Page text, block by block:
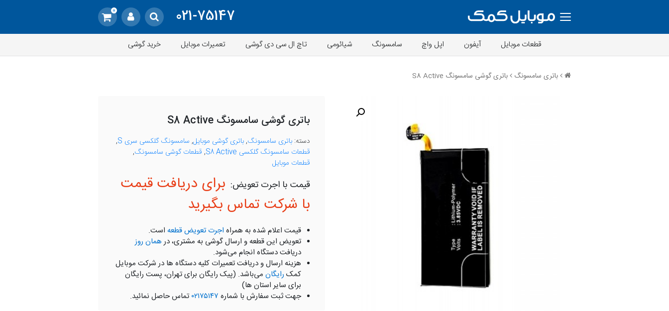
021-75147
0
قطعات موبایل آیفون اپل واچ سامسونگ شیائومی تاچ ال سی دی گوشی تعمیرات موبایل خرید گوشی
باتری سامسونگ باتری گوشی سامسونگ S8 Active
باتری گوشی سامسونگ S8 Active
دسته: باتری سامسونگ,باتری گوشی موبایل, سامسونگ گلکسی سری S
,
قطعات سامسونگ گلکسی S8 Active
, قطعات گوشی سامسونگ,
قطعات موبایل
برای دریافت قیمت
با شرکت تماس بگیرید
قیمت اعلام شده به همراه اجرت تعویض قطعه است.
تعویض این قطعه و ارسال گوشی به مشتری، درهمان روز
دریافت دستگاه انجام می‌شود.
هزینه ارسال و دریافت تعمیرات کلیه دستگاه ها در شرکت موبایل
کمک رایگان می‌باشد. (پیک رایگان برای تهران، پست رایگان
برای سایر استان ها)
جهت ثبت سفارش با شماره ۰۲۱۷۵۱۴۷ تماس حاصل نمائید.